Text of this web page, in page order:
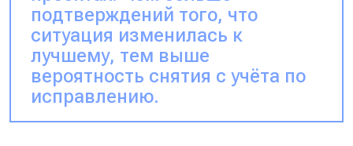
подтверждений того, что
ситуация изменилась к
лучшему, тем выше
вероятность снятия с учёта по
исправлению.